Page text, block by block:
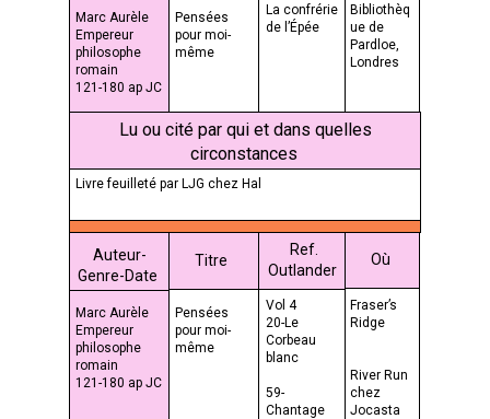
Marc Aurèle
Empereur
philosophe
romain
121-180 ap JC
Pensées
pour moi-
même
Livre feuilleté par LJG chez Hal
Bibliothèq
ue de
Pardloe,
Londres
La confrérie
de l’Épée
Lu ou cité par qui et dans quelles
circonstances
Pensées
pour moi-
même
Marc Aurèle
Empereur
philosophe
romain
121-180 ap JC
Auteur-
Genre-Date
Titre
Fraser’s
Ridge
River Run
chez
Jocasta
Vol 4
20-Le
Corbeau
blanc
59-
Chantage
Ref.
Outlander
Où